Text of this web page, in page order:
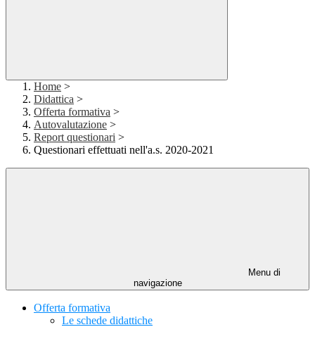
Home >
Didattica >
Offerta formativa >
Autovalutazione >
Report questionari >
Questionari effettuati nell'a.s. 2020-2021
Menu di
navigazione
Offerta formativa
Le schede didattiche